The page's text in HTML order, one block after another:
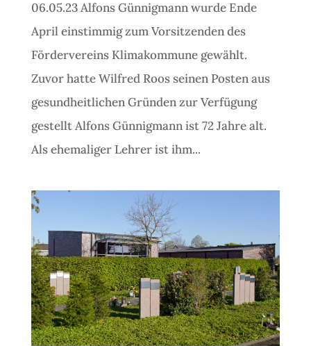
06.05.23 Alfons Günnigmann wurde Ende
April einstimmig zum Vorsitzenden des
Fördervereins Klimakommune gewählt.
Zuvor hatte Wilfred Roos seinen Posten aus
gesundheitlichen Gründen zur Verfügung
gestellt Alfons Günnigmann ist 72 Jahre alt.
Als ehemaliger Lehrer ist ihm...